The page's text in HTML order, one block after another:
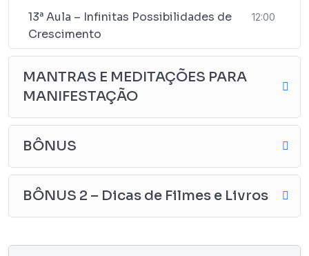
13ª Aula – Infinitas Possibilidades de
Crescimento
12:00
MANTRAS E MEDITAÇÕES PARA
MANIFESTAÇÃO
BÔNUS
BÔNUS 2 – Dicas de Filmes e Livros